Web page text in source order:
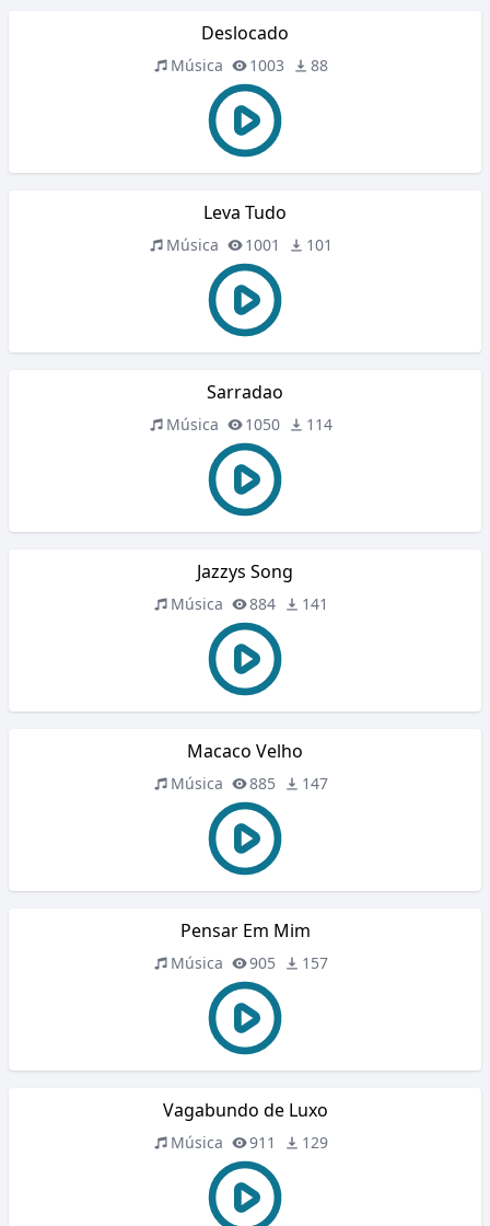
Deslocado
Música 1003 88
Leva Tudo
Música 1001 101
Sarradao
Música 1050 114
Jazzys Song
Música 884 141
Macaco Velho
Música 885 147
Pensar Em Mim
Música 905 157
Vagabundo de Luxo
Música 911 129